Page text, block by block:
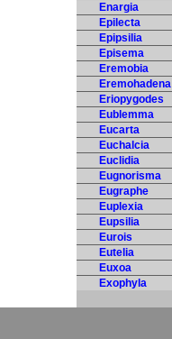
Enargia
Epilecta
Epipsilia
Episema
Eremobia
Eremohadena
Eriopygodes
Eublemma
Eucarta
Euchalcia
Euclidia
Eugnorisma
Eugraphe
Euplexia
Eupsilia
Eurois
Eutelia
Euxoa
Exophyla